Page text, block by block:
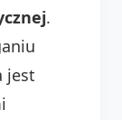
.
jest